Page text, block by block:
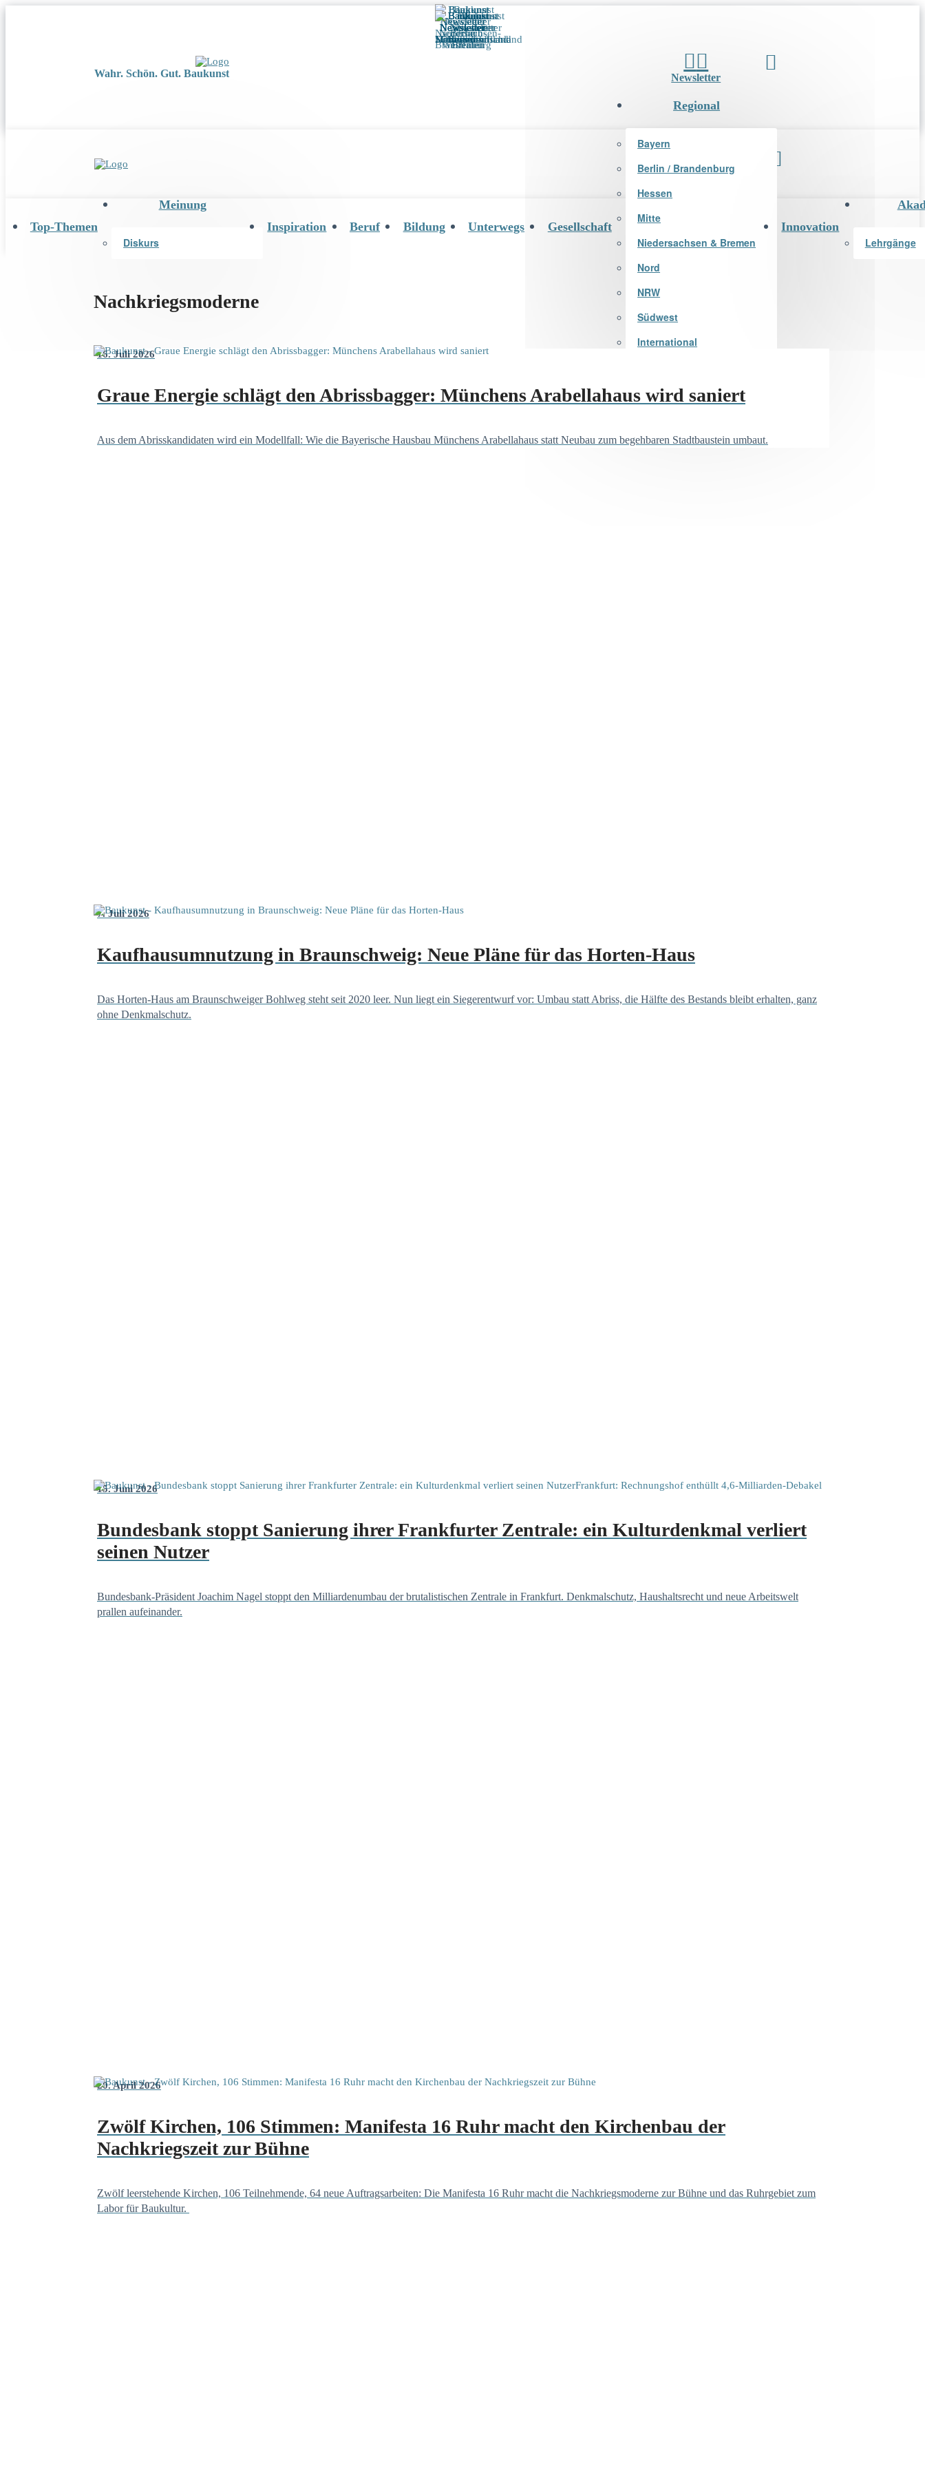
Wahr. Schön. Gut. Baukunst Newsletter
Newsletter
Top-Themen
Meinung
Diskurs
Inspiration Beruf Bildung Unterwegs Gesellschaft
Regional
Bayern
Berlin / Brandenburg
Hessen
Mitte
Niedersachsen & Bremen
Nord
NRW
Südwest
International
Innovation
Lehrgänge
Nachkriegsmoderne
16. Juli 2026
Graue Energie schlägt den Abrissbagger: Münchens Arabellahaus wird saniert
Aus dem Abrisskandidaten wird ein Modellfall: Wie die Bayerische Hausbau Münchens Arabellahaus statt Neubau zum begehbaren Stadtbaustein umbaut.
7. Juli 2026
Kaufhausumnutzung in Braunschweig: Neue Pläne für das Horten-Haus
Das Horten-Haus am Braunschweiger Bohlweg steht seit 2020 leer. Nun liegt ein Siegerentwurf vor: Umbau statt Abriss, die Hälfte des Bestands bleibt erhalten, ganz
ohne Denkmalschutz.
15. Juni 2026
Bundesbank stoppt Sanierung ihrer Frankfurter Zentrale: ein Kulturdenkmal verliert
seinen Nutzer
Bundesbank-Präsident Joachim Nagel stoppt den Milliardenumbau der brutalistischen Zentrale in Frankfurt. Denkmalschutz, Haushaltsrecht und neue Arbeitswelt
prallen aufeinander.
20. April 2026
Zwölf Kirchen, 106 Stimmen: Manifesta 16 Ruhr macht den Kirchenbau der
Nachkriegszeit zur Bühne
Zwölf leerstehende Kirchen, 106 Teilnehmende, 64 neue Auftragsarbeiten: Die Manifesta 16 Ruhr macht die Nachkriegsmoderne zur Bühne und das Ruhrgebiet zum
Labor für Baukultur.